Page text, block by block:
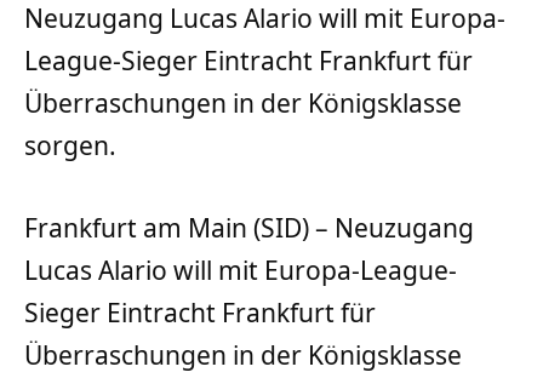
Neuzugang Lucas Alario will mit Europa-
League-Sieger Eintracht Frankfurt für
Überraschungen in der Königsklasse
sorgen.
Frankfurt am Main (SID) – Neuzugang
Lucas Alario will mit Europa-League-
Sieger Eintracht Frankfurt für
Überraschungen in der Königsklasse